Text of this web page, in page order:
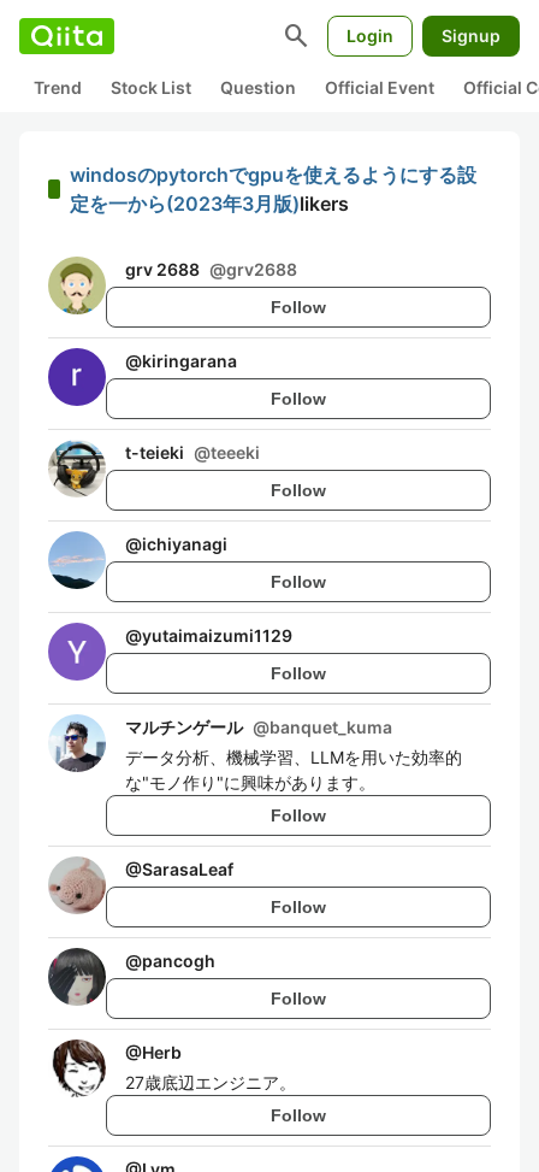
search Login Signup
Trend Stock List Question Official Event Official
windosのpytorchでgpuを使えるようにする設
定を一から(2023年3月版)likers
grv 2688 @grv2688
Follow
@kiringarana
Follow
t-teieki @teeeki
Follow
@ichiyanagi
Follow
@yutaimaizumi1129
Follow
マルチンゲール @banquet_kuma
データ分析、機械学習、LLMを用いた効率的
な"モノ作り"に興味があります。
Follow
@SarasaLeaf
Follow
@pancogh
Follow
@Herb
27歳底辺エンジニア。
Follow